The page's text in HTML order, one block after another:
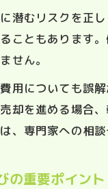
潜むリスクを正
こともあります
せん。
用についても誤
却を進める場合
、専門家への相
の重要ポイント